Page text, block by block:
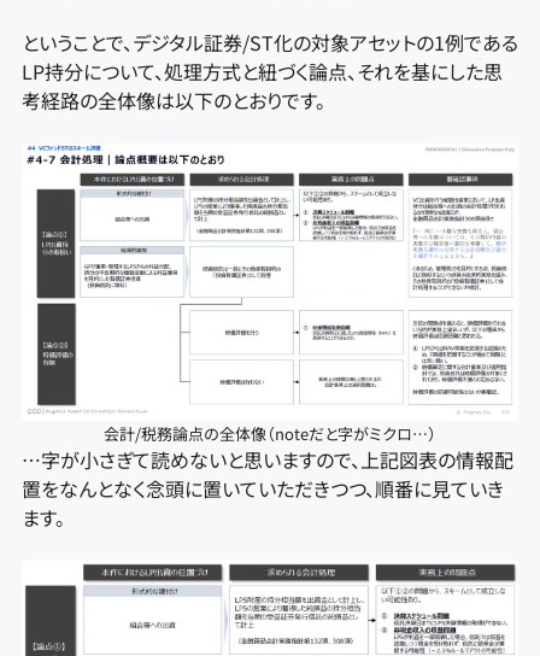
ということで、デジタル証券/ST化の対象アセットの1例である
LP持分について、処理方式と紐づく論点、それを基にした思
考経路の全体像は以下のとおりです。
会計/税務論点の全体像（noteだと字がミクロ…）
…字が小さぎて読めないと思いますので、上記図表の情報配
置をなんとなく念頭に置いていただきつつ、順番に見ていき
ます。